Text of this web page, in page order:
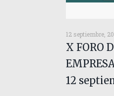
12 septiembre,
X FORO
12